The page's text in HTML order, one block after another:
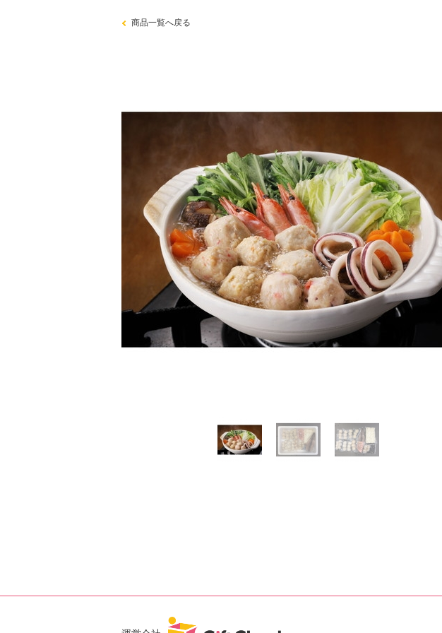
商品一覧へ戻る